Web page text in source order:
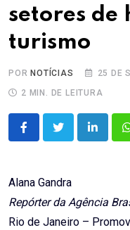
setores de
turismo
POR NOTÍCIAS
25 DE
2 MIN. DE LEITURA
LinkedIn
Alana Gandra
Repórter da Agência
Rio de Janeiro –